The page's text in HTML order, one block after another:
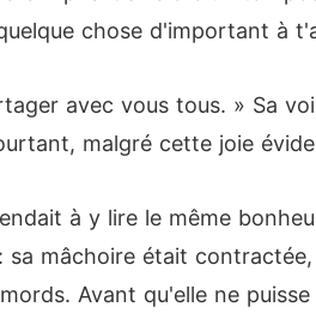
chose d'important à
avec vous tous. » Sa
malgré cette joie
à y lire le même
mâchoire était
Avant qu'elle ne